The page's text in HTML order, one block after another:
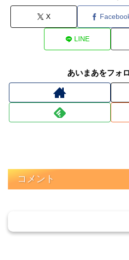
X
LINE
あいまあをフォ
コメント